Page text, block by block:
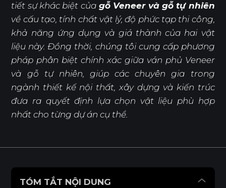
tiết sự khác biệt củagỗ Veneer và gỗ tự nhiên
về cấu tạo, tính chất vật lý, độ phức tạp thi công,
khả năng ứng dụng và giá thành của hai vật
liệu này. Đồng thời, chúng tôi cung cấp phương
pháp phân biệt chính xác giữa ván phủ Veneer
và gỗ tự nhiên, giúp các chuyên gia trong
ngành thiết kế nội thất, xây dựng và kiến trúc
đưa ra quyết định lựa chọn vật liệu phù hợp
nhất cho từng dự án cụ thể.
TÓM TẮT NỘI DUNG